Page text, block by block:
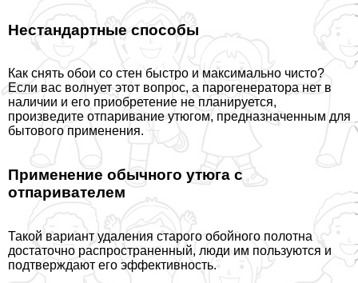
Нестандартные способы
Как снять обои со стен быстро и максимально чисто?
Если вас волнует этот вопрос, а парогенератора нет в
наличии и его приобретение не планируется,
произведите отпаривание утюгом, предназначенным для
бытового применения.
Применение обычного утюга с
отпаривателем
Такой вариант удаления старого обойного полотна
достаточно распространенный, люди им пользуются и
подтверждают его эффективность.